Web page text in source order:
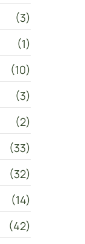
(3)
(1)
(10)
(3)
(2)
(33)
(32)
(14)
(42)